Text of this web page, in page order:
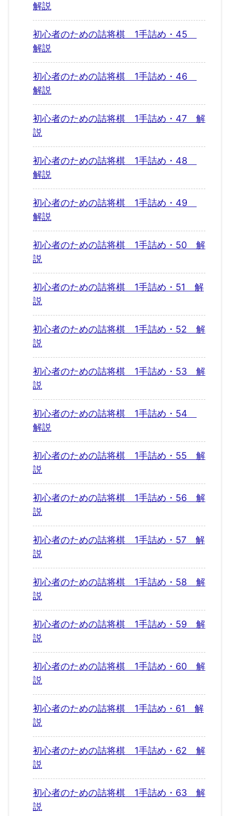
解説
初心者のための詰将棋 1手詰め・45
解説
初心者のための詰将棋 1手詰め・46
解説
初心者のための詰将棋 1手詰め・47 解
説
初心者のための詰将棋 1手詰め・48
解説
初心者のための詰将棋 1手詰め・49
解説
初心者のための詰将棋 1手詰め・50 解
説
初心者のための詰将棋 1手詰め・51 解
説
初心者のための詰将棋 1手詰め・52 解
説
初心者のための詰将棋 1手詰め・53 解
説
初心者のための詰将棋 1手詰め・54
解説
初心者のための詰将棋 1手詰め・55 解
説
初心者のための詰将棋 1手詰め・56 解
説
初心者のための詰将棋 1手詰め・57 解
説
初心者のための詰将棋 1手詰め・58 解
説
初心者のための詰将棋 1手詰め・59 解
説
初心者のための詰将棋 1手詰め・60 解
説
初心者のための詰将棋 1手詰め・61 解
説
初心者のための詰将棋 1手詰め・62 解
説
初心者のための詰将棋 1手詰め・63 解
説